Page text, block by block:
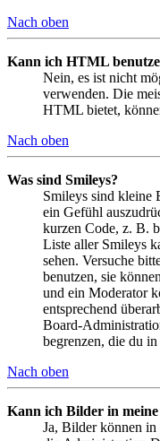
Nach oben
Kann ich HTML
Nein, es ist nicht
verwenden. Die
HTML bietet,
Nach oben
Was sind Smileys?
Smileys sind kleine
ein Gefühl
kurzen Code, z. B.
Liste aller Smileys
sehen. Versuche
benutzen, sie
und ein Moderator
entsprechend
Board-
begrenzen, die du
Nach oben
Kann ich Bilder in
Ja, Bilder können in